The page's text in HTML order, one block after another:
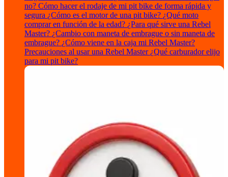
no? Cómo hacer el rodaje de mi pit bike de forma rápida y
segura ¿Cómo es el motor de una pit bike? ¿Qué moto
comprar en función de la edad? ¿Para qué sirve una Rebel
Master? ¿Cambio con maneta de embrague o sin maneta de
embrague? ¿Cómo viene en la caja mi Rebel Master?
Precauciones al usar una Rebel Master ¿Qué carburador elijo
para mi pit bike?